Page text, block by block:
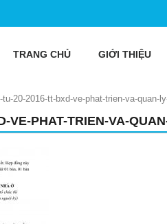
TRANG CHỦ GIỚI THIỆU
tu-20-2016-tt-bxd-ve-phat-trien-va-quan-
VE-PHAT-TRIEN-VA-